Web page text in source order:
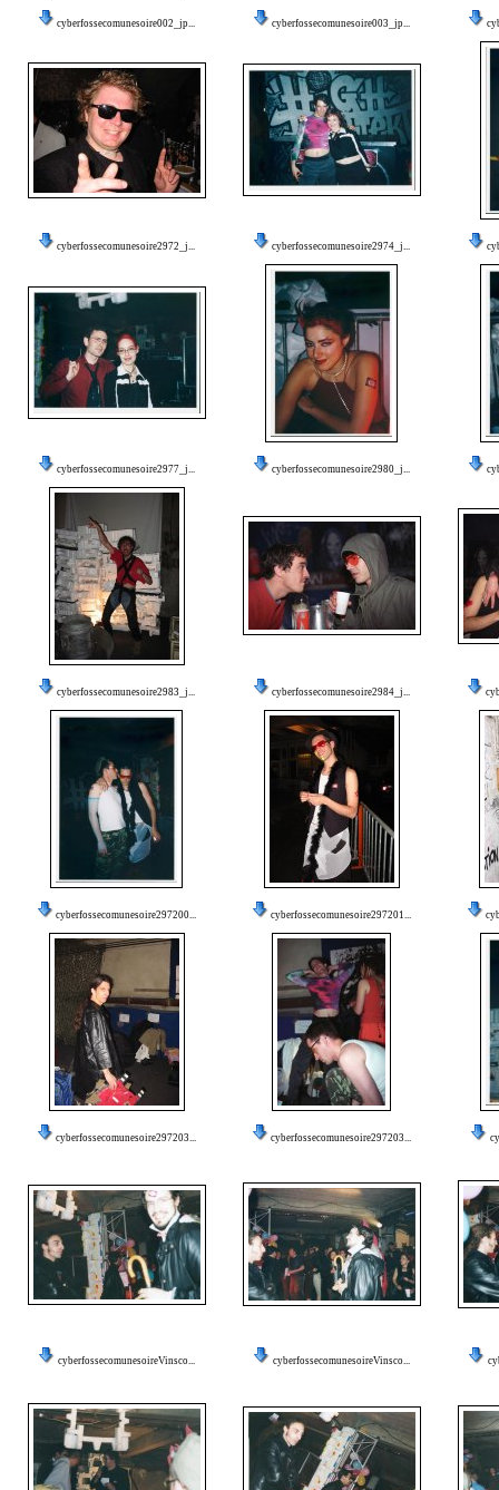
cyberfossecomunesoire002_jp... cyberfossecomunesoire003_jp...
cyberfossecomunesoire2972_j... cyberfossecomunesoire2974_j...
cyberfossecomunesoire2977_j... cyberfossecomunesoire2980_j...
cyberfossecomunesoire2983_j... cyberfossecomunesoire2984_j...
cyberfossecomunesoire297200... cyberfossecomunesoire297201...
cyberfossecomunesoire297203... cyberfossecomunesoire297203...
cyberfossecomunesoireVinsco... cyberfossecomunesoireVinsco...